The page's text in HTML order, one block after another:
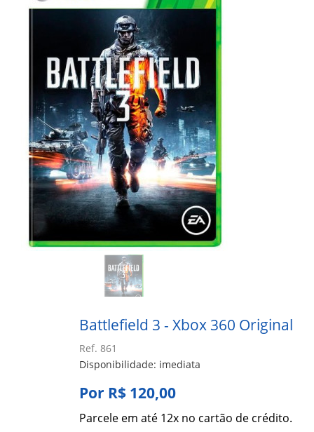
Battlefield 3 - Xbox 360 Original
Ref. 861
Disponibilidade: imediata
Por R$ 120,00
Parcele em até 12x no cartão de crédito.